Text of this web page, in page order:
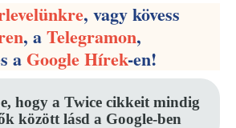
, vagy kövess
, aTelegramon,
aGoogle Hírek-en!
hogy a Twice cikkeit mindig
között lásd a Google-ben